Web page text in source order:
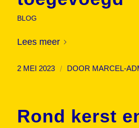
BLOG
Lees meer
2 MEI 2023 / DOOR MARCEL-
Rond kerst